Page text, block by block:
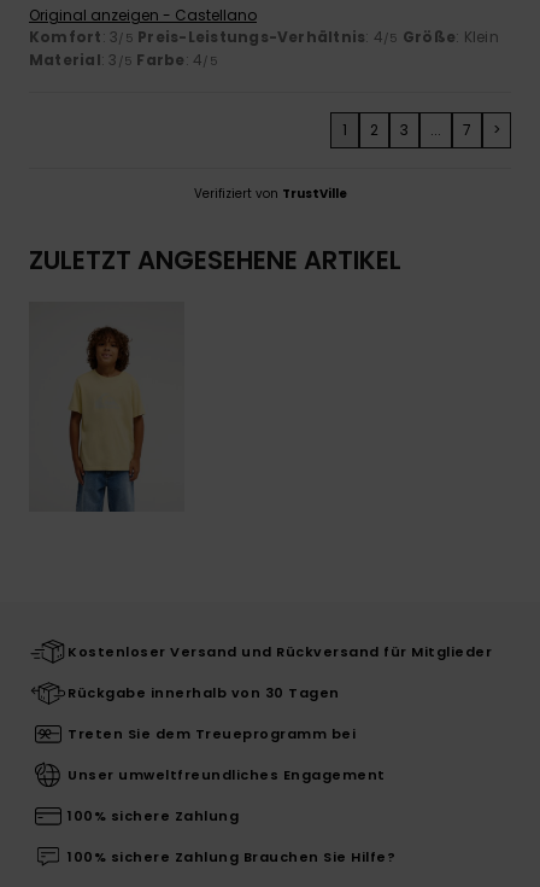
Original anzeigen - Castellano
Komfort: 3/5 Preis-Leistungs-Verhältnis: 4/5 Größe: Klein
Material: 3 /5 Farbe: 4/5
1 2 3 ... 7 >
Verifiziert von TrustVille
ZULETZT ANGESEHENE ARTIKEL
Kostenloser Versand und Rückversand für Mitglieder
Rückgabe innerhalb von 30 Tagen
Treten Sie dem Treueprogramm bei
Unser umweltfreundliches Engagement
100% sichere Zahlung
100% sichere Zahlung Brauchen Sie Hilfe?